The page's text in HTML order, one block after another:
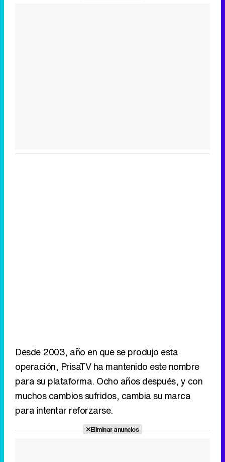
Desde 2003, año en que se produjo esta
operación, PrisaTV ha mantenido este nombre
para su plataforma. Ocho años después, y con
muchos cambios sufridos, cambia su marca
para intentar reforzarse.
Eliminar anuncios